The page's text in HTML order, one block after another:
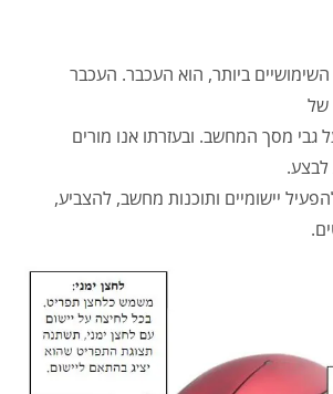
ביותר, הוא העכבר. העכבר
של
מסך המחשב. ובעזרתו אנו מורים
לבצע.
יישומיים ותוכנות מחשב, להצביע,